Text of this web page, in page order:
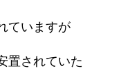
ていますが
置されていた